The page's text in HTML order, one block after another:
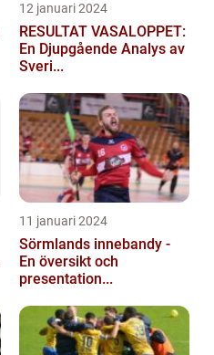
12 januari 2024
RESULTAT VASALOPPET:
En Djupgående Analys av
Sveri...
11 januari 2024
Sörmlands innebandy -
En översikt och
presentation...